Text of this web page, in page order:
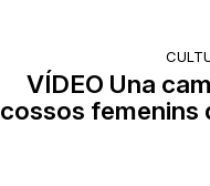
VÍDEO Una
cossos femenins